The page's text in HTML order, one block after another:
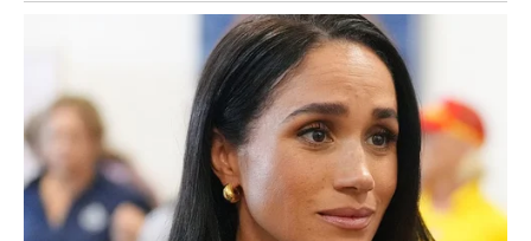
osim što će račun za struju biti manji, učinit ćete i korak
ka racionalnijem upravljanju energijom, što je u
današnjem vremenu postalo ključno. Prvo se postavljaju
mali koraci, a zatim dolaze velike promjene. I na kraju,ne
treba zanemariti da su uštede često skriveni u malim
svakodnevnim odlukama